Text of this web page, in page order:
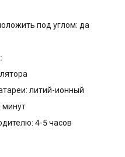
под углом: да
литий-ионный
минут
4-5 часов